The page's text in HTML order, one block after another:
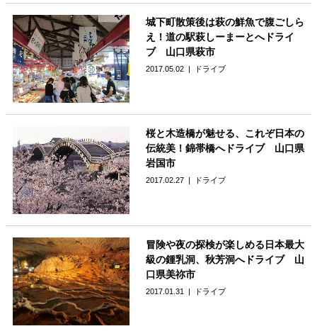
城下町散策後は萩の鮮魚で腹ごしら
え！道の駅萩しーまーとへドライ
ブ 山口県萩市
2017.05.02 ドライブ
桜と木造橋が魅せる、これぞ日本の
伝統美！錦帯橋へドライブ 山口県
岩国市
2017.02.27 ドライブ
冒険や夜の探検が楽しめる日本最大
級の鍾乳洞、秋芳洞へドライブ 山
口県美祢市
2017.01.31 ドライブ